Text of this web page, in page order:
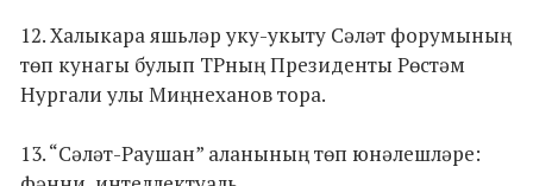
12. Халыкара яшьләр уку-укыту Сәләт форумының
төп кунагы булып ТРның Президенты Рөстәм
Нургали улы Миңнеханов тора.
13. “Сәләт-Раушан” аланының төп юнәлешләре: